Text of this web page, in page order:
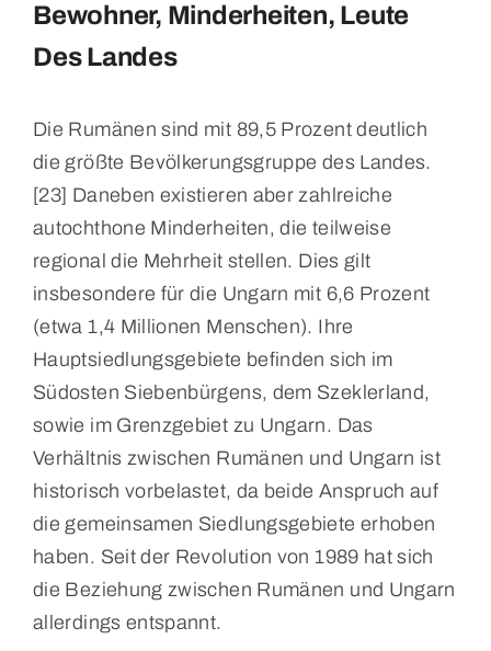
Bewohner, Minderheiten, Leute
Des Landes
Die Rumänen sind mit 89,5 Prozent deutlich
die größte Bevölkerungsgruppe des Landes.
[23] Daneben existieren aber zahlreiche
autochthone Minderheiten, die teilweise
regional die Mehrheit stellen. Dies gilt
insbesondere für die Ungarn mit 6,6 Prozent
(etwa 1,4 Millionen Menschen). Ihre
Hauptsiedlungsgebiete befinden sich im
Südosten Siebenbürgens, dem Szeklerland,
sowie im Grenzgebiet zu Ungarn. Das
Verhältnis zwischen Rumänen und Ungarn ist
historisch vorbelastet, da beide Anspruch auf
die gemeinsamen Siedlungsgebiete erhoben
haben. Seit der Revolution von 1989 hat sich
die Beziehung zwischen Rumänen und Ungarn
allerdings entspannt.